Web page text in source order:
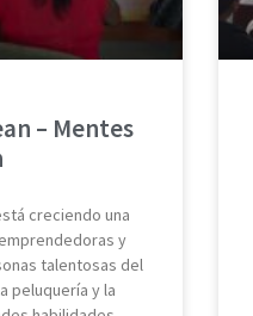
– Mentes
creciendo una
y
talentosas del
peluquería y la